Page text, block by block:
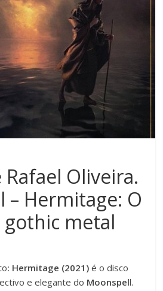
Oliveira.
– Hermitage: O
gothic metal
: Hermitage (2021) é o disco
e elegante do Moonspell.